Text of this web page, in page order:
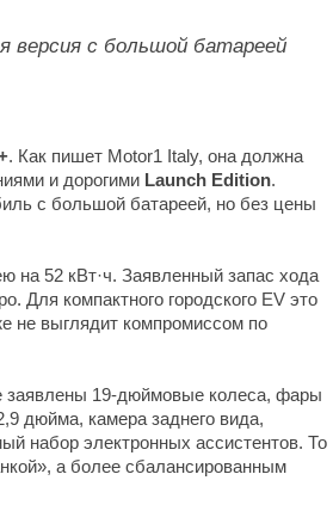
версия с большой батареей
. Как пишет Motor1 Italy, она должна
и дорогими Launch Edition.
с большой батареей, но без цены
на 52 кВт·ч. Заявленный запас хода
Для компактного городского EV это
не выглядит компромиссом по
заявлены 19-дюймовые колеса, фары
дюйма, камера заднего вида,
набор электронных ассистентов. То
а более сбалансированным